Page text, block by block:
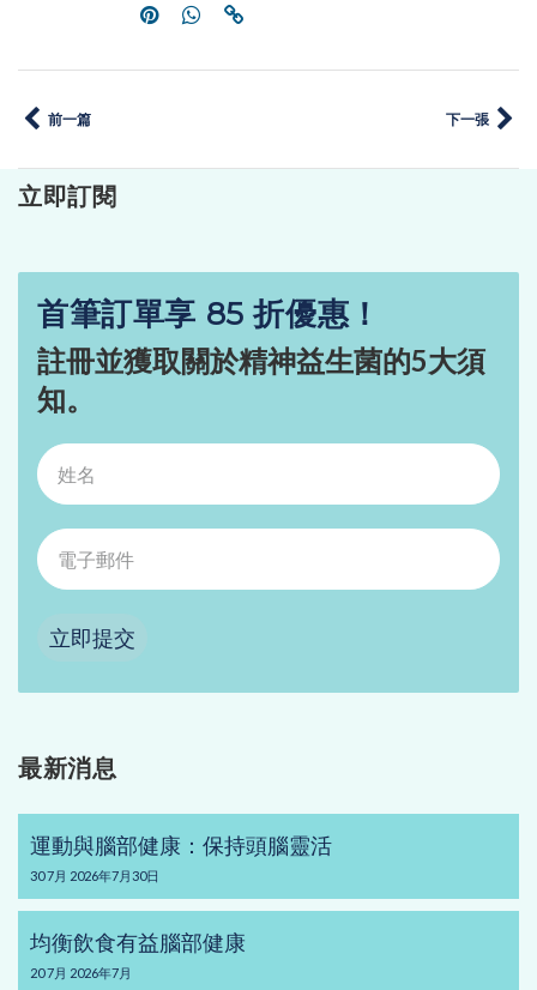
前一篇 下一張
立即訂閱
首筆訂單享 85 折優惠！
註冊並獲取關於精神益生菌的5大須
知。
立即提交
最新消息
運動與腦部健康：保持頭腦靈活
307月 2026年7月30日
均衡飲食有益腦部健康
207月 2026年7月